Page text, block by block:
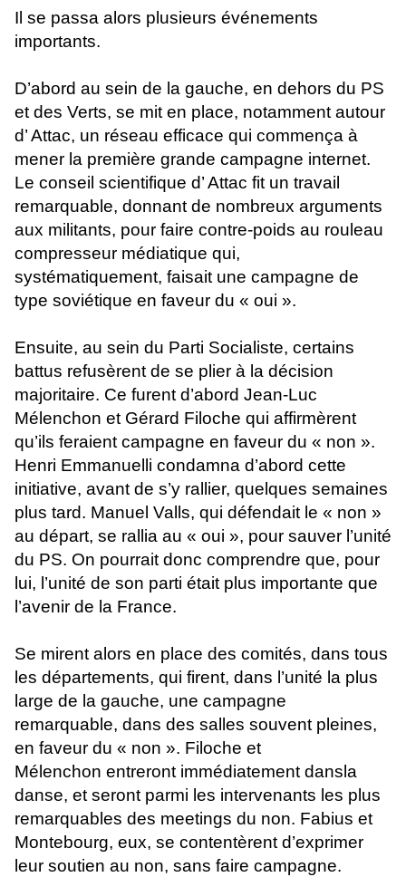
Il se passa alors plusieurs événements
importants.
D’abord au sein de la gauche, en dehors du PS
et des Verts, se mit en place, notamment autour
d’ Attac, un réseau efficace qui commença à
mener la première grande campagne internet.
Le conseil scientifique d’ Attac fit un travail
remarquable, donnant de nombreux arguments
aux militants, pour faire contre-poids au rouleau
compresseur médiatique qui,
systématiquement, faisait une campagne de
type soviétique en faveur du « oui ».
Ensuite, au sein du Parti Socialiste, certains
battus refusèrent de se plier à la décision
majoritaire. Ce furent d’abord Jean-Luc
Mélenchon et Gérard Filoche qui affirmèrent
qu’ils feraient campagne en faveur du « non ».
Henri Emmanuelli condamna d’abord cette
initiative, avant de s’y rallier, quelques semaines
plus tard. Manuel Valls, qui défendait le « non »
au départ, se rallia au « oui », pour sauver l’unité
du PS. On pourrait donc comprendre que, pour
lui, l’unité de son parti était plus importante que
l’avenir de la France.
Se mirent alors en place des comités, dans tous
les départements, qui firent, dans l’unité la plus
large de la gauche, une campagne
remarquable, dans des salles souvent pleines,
en faveur du « non ». Filoche et
Mélenchon entreront immédiatement dansla
danse, et seront parmi les intervenants les plus
remarquables des meetings du non. Fabius et
Montebourg, eux, se contentèrent d’exprimer
leur soutien au non, sans faire campagne.